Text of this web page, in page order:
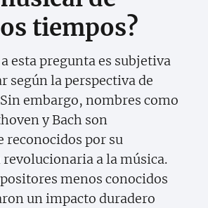
tiempos?
esta pregunta es subjetiva
según la perspectiva de
embargo, nombres como
y Bach son
reconocidos por su
a la música.
menos conocidos
un impacto duradero